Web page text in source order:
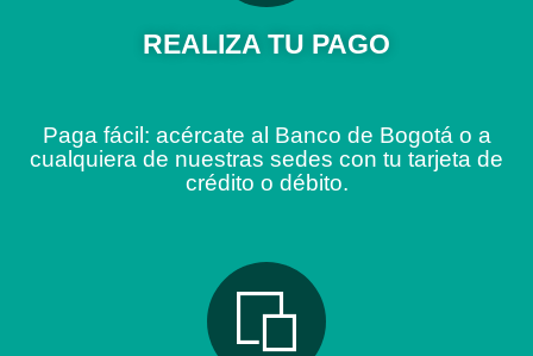
REALIZA TU PAGO
Paga fácil: acércate al Banco de Bogotá o a
cualquiera de nuestras sedes con tu tarjeta de
crédito o débito.